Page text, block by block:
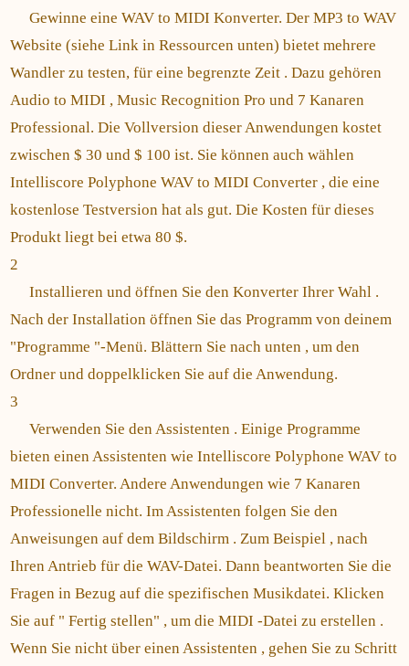
Gewinne eine WAV to MIDI Konverter. Der MP3 to WAV
Website (siehe Link in Ressourcen unten) bietet mehrere
Wandler zu testen, für eine begrenzte Zeit . Dazu gehören
Audio to MIDI , Music Recognition Pro und 7 Kanaren
Professional. Die Vollversion dieser Anwendungen kostet
zwischen $ 30 und $ 100 ist. Sie können auch wählen
Intelliscore Polyphone WAV to MIDI Converter , die eine
kostenlose Testversion hat als gut. Die Kosten für dieses
Produkt liegt bei etwa 80 $.
2
Installieren und öffnen Sie den Konverter Ihrer Wahl .
Nach der Installation öffnen Sie das Programm von deinem
"Programme "-Menü. Blättern Sie nach unten , um den
Ordner und doppelklicken Sie auf die Anwendung.
3
Verwenden Sie den Assistenten . Einige Programme
bieten einen Assistenten wie Intelliscore Polyphone WAV to
MIDI Converter. Andere Anwendungen wie 7 Kanaren
Professionelle nicht. Im Assistenten folgen Sie den
Anweisungen auf dem Bildschirm . Zum Beispiel , nach
Ihren Antrieb für die WAV-Datei. Dann beantworten Sie die
Fragen in Bezug auf die spezifischen Musikdatei. Klicken
Sie auf " Fertig stellen" , um die MIDI -Datei zu erstellen .
Wenn Sie nicht über einen Assistenten , gehen Sie zu Schritt